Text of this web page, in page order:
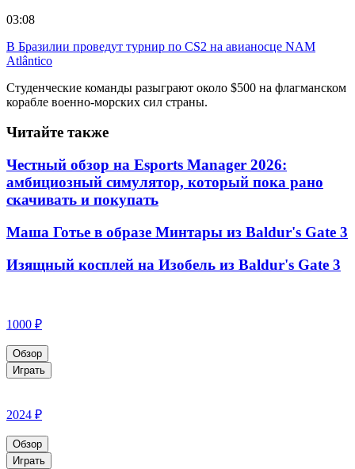
03:08
В Бразилии проведут турнир по CS2 на авианосце NAM
Atlântico
Студенческие команды разыграют около $500 на флагманском
корабле военно-морских сил страны.
Читайте также
Честный обзор на Esports Manager 2026:
амбициозный симулятор, который пока рано
скачивать и покупать
Маша Готье в образе Минтары из Baldur's Gate 3
Изящный косплей на Изобель из Baldur's Gate 3
1000 ₽
Обзор
Играть
2024 ₽
Обзор
Играть